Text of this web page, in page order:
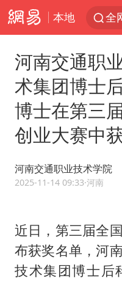
本地 全
河南交通职
术集团博士
博士在第三
创业大赛中
河南交通职业技术学院
2025-11-14 09:33·河南
近日，第三届全
布获奖名单，河
技术集团博士后